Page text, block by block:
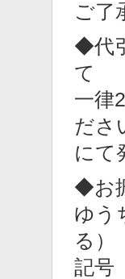
ご了
◆代
て
一律
ださ
にて
◆お
ゆう
る）
記